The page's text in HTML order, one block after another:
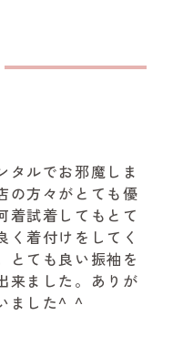
タルでお邪魔しま
の方々がとても優
着試着してもとて
く着付けをしてく
とても良い振袖を
来ました。ありが
ました^ ^